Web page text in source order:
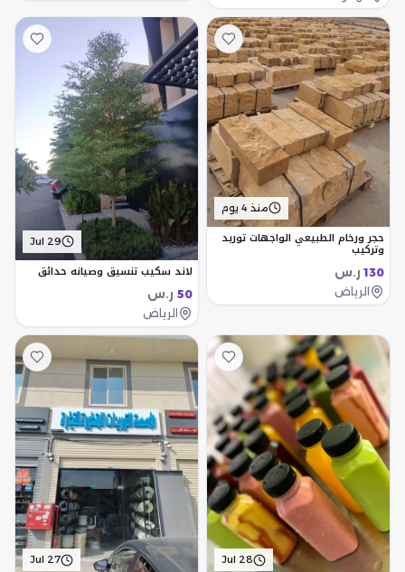
منذ 4 يوم
حجر ورخام الطبيعي الواجهات توريد
وتركيب
130 ر.س
الرياض
Jul 29
لاند سكيب تنسيق وصيانه حدائق
50 ر.س
الرياض
Jul 28
Jul 27